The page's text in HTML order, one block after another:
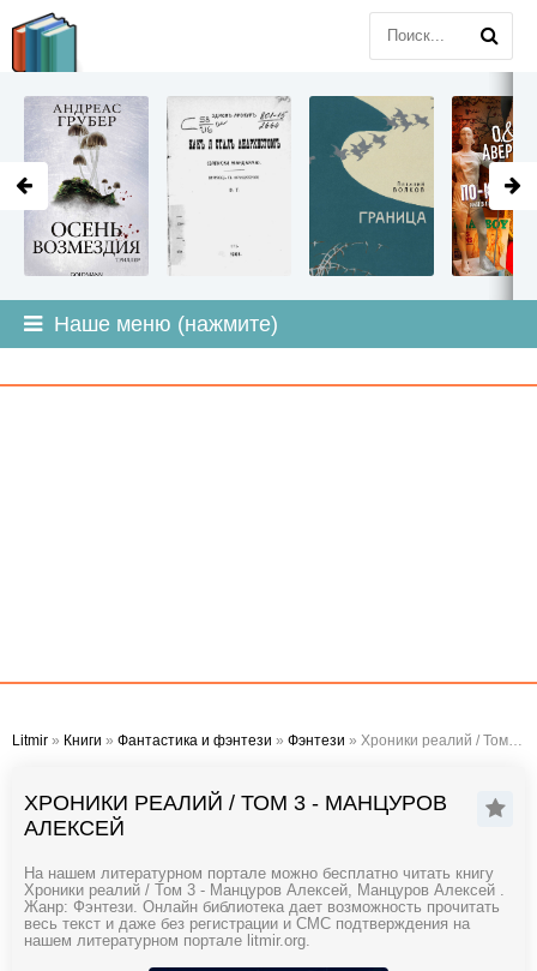
Наше меню (нажмите)
Litmir » Книги » Фантастика и фэнтези » Фэнтези » Хроники реалий / Том 3 - Манцуров Алексей
ХРОНИКИ РЕАЛИЙ / ТОМ 3 - МАНЦУРОВ
АЛЕКСЕЙ
На нашем литературном портале можно бесплатно читать книгу
Хроники реалий / Том 3 - Манцуров Алексей, Манцуров Алексей .
Жанр: Фэнтези. Онлайн библиотека дает возможность прочитать
весь текст и даже без регистрации и СМС подтверждения на
нашем литературном портале litmir.org.
LITMIR.ORG